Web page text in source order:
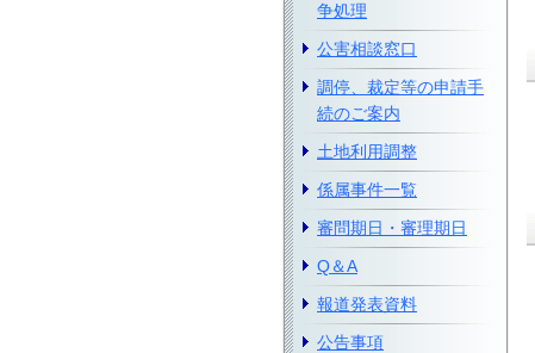
争処理
公害相談窓口
調停、裁定等の申請手
続のご案内
土地利用調整
係属事件一覧
審問期日・審理期日
Q＆A
報道発表資料
公告事項